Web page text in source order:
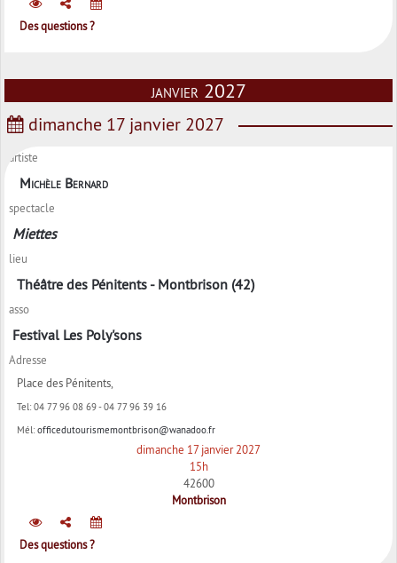
Des questions ?
janvier 2027
dimanche 17 janvier 2027
artiste
Michèle Bernard
spectacle
Miettes
lieu
Théâtre des Pénitents - Montbrison (42)
asso
Festival Les Poly'sons
Adresse
Place des Pénitents,
Tel: 04 77 96 08 69 - 04 77 96 39 16
Mél: officedutourismemontbrison@wanadoo.fr
dimanche 17 janvier 2027
15h
42600
Montbrison
Des questions ?